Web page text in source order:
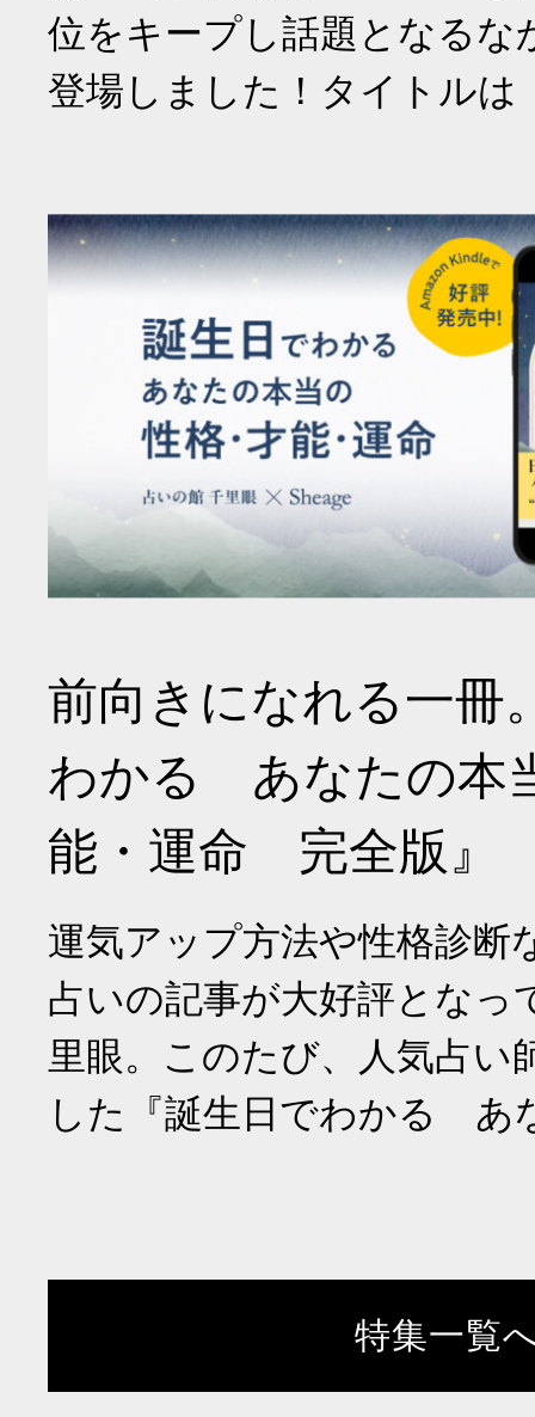
位をキープし話題となるな
登場しました！タイトルは
前向きになれる一冊
わかる あなたの本
能・運命 完全版』
運気アップ方法や性格診断
占いの記事が大好評となっ
里眼。このたび、人気占い
した『誕生日でわかる あ
特集一覧